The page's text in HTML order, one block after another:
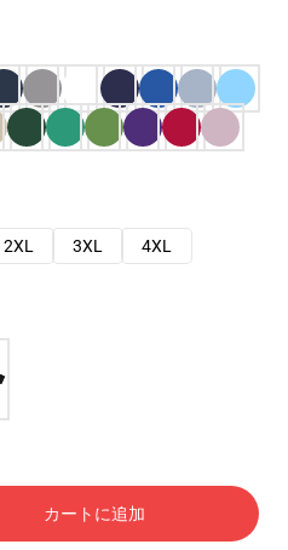
2XL 3XL
4XL
カートに追加